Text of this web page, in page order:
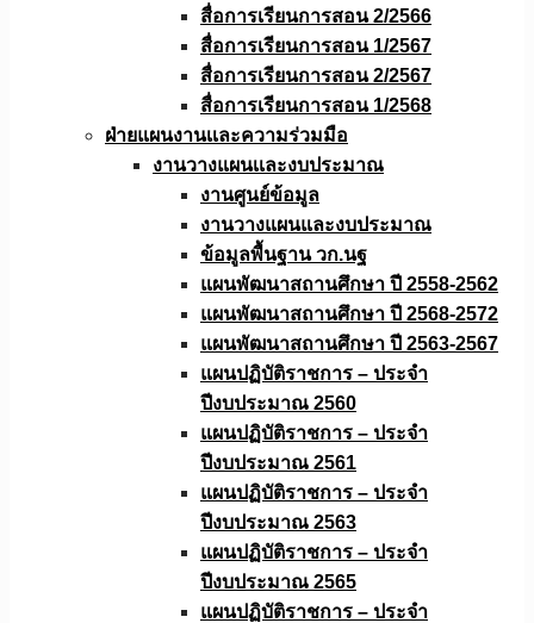
สื่อการเรียนการสอน 2/2566
สื่อการเรียนการสอน 1/2567
สื่อการเรียนการสอน 2/2567
สื่อการเรียนการสอน 1/2568
ฝ่ายแผนงานเเละความร่วมมือ
งานวางแผนเเละงบประมาณ
งานศูนย์ข้อมูล
งานวางแผนและงบประมาณ
ข้อมูลพื้นฐาน วก.นฐ
แผนพัฒนาสถานศึกษา ปี 2558-2562
แผนพัฒนาสถานศึกษา ปี 2568-2572
แผนพัฒนาสถานศึกษา ปี 2563-2567
แผนปฏิบัติราชการ – ประจำ
ปีงบประมาณ 2560
แผนปฏิบัติราชการ – ประจำ
ปีงบประมาณ 2561
แผนปฏิบัติราชการ – ประจำ
ปีงบประมาณ 2563
แผนปฏิบัติราชการ – ประจำ
ปีงบประมาณ 2565
แผนปฏิบัติราชการ – ประจำ